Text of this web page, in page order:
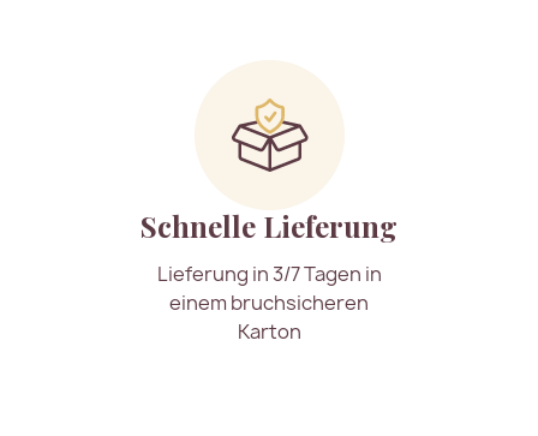
Schnelle Lieferung
Lieferung in 3/7 Tagen in
einem bruchsicheren
Karton